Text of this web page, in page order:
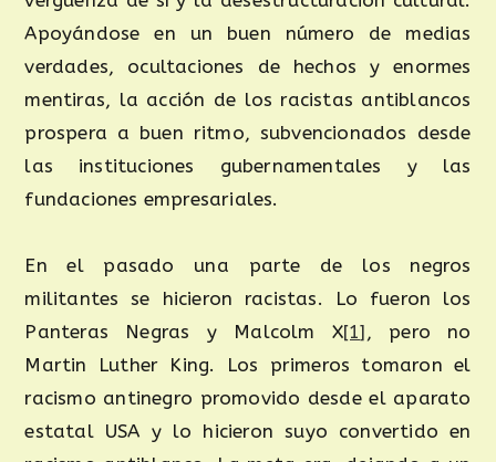
Apoyándose en un buen número de medias
verdades, ocultaciones de hechos y enormes
mentiras, la acción de los racistas antiblancos
prospera a buen ritmo, subvencionados desde
las instituciones gubernamentales y las
fundaciones empresariales.
En el pasado una parte de los negros
militantes se hicieron racistas. Lo fueron los
Panteras Negras y Malcolm X[1] , pero no
Martin Luther King. Los primeros tomaron el
racismo antinegro promovido desde el aparato
estatal USA y lo hicieron suyo convertido en